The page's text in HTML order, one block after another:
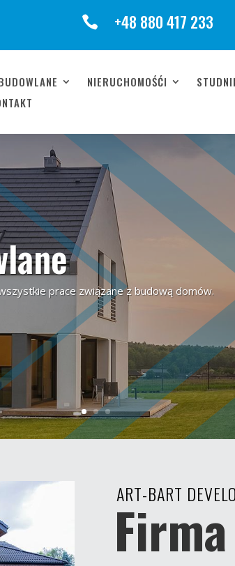
 +48 880 417 233
NIERUCHOMOŚĆI
prace związane z budową domów.
ART-BART